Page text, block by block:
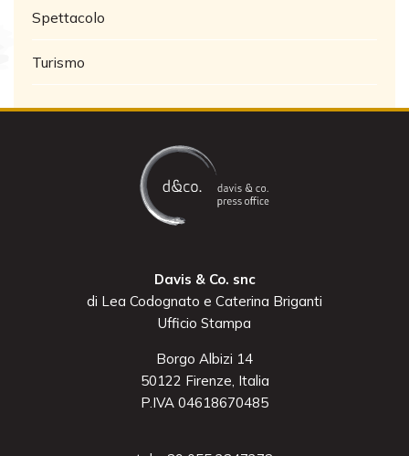
Spettacolo
Turismo
Davis & Co. snc
di Lea Codognato e Caterina Briganti
Ufficio Stampa
Borgo Albizi 14
50122 Firenze, Italia
P.IVA 04618670485